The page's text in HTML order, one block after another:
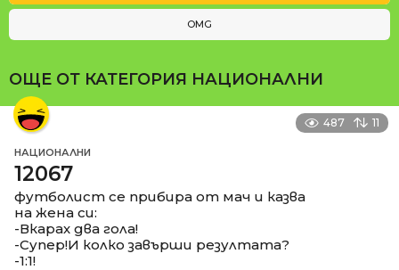
OMG
ОЩЕ ОТ КАТЕГОРИЯ НАЦИОНАЛНИ
487 11
НАЦИОНАЛНИ
12067
футболист се прибира от мач и казва
на жена си:
-Вкарах два гола!
-Супер!И колко завърши резултата?
-1:1!